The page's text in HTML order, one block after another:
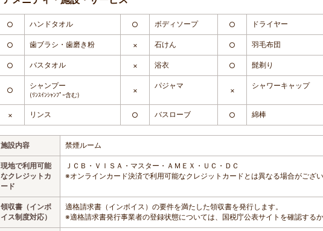
○ ハンドタオル ○ ボディソープ ○ ドライヤー
○ 歯ブラシ・歯磨き粉 × 石けん ○ 羽毛布団
○ バスタオル × 浴衣 ○ 髭剃り
○
シャンプー
(ﾘﾝｽｲﾝｼｬﾝﾌﾟｰ含む) ×
パジャマ
×
シャワーキャップ
× リンス ○ バスローブ ○ 綿棒
施設内容 禁煙ルーム
現地で利用可能
なクレジットカ
ード
ＪＣＢ・ＶＩＳＡ・マスター・ＡＭＥＸ・ＵＣ・ＤＣ
※オンラインカード決済で利用可能なクレジットカードとは異なる場合がござい
領収書（インボ
イス制度対応）
適格請求書（インボイス）の要件を満たした領収書を発行します。
※適格請求書発行事業者の登録状態については、国税庁公表サイトを確認する